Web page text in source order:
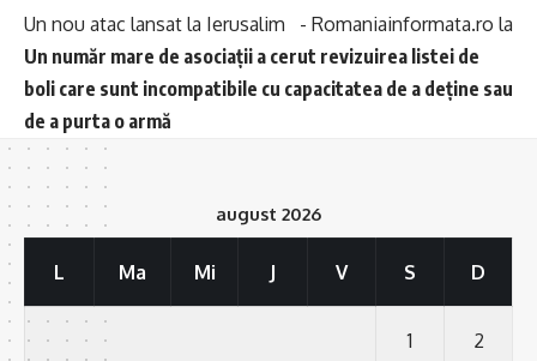
Un nou atac lansat la Ierusalim - Romaniainformata.ro la
Un număr mare de asociații a cerut revizuirea listei de
boli care sunt incompatibile cu capacitatea de a deține sau
de a purta o armă
august 2026
L Ma Mi J V S D
1 2